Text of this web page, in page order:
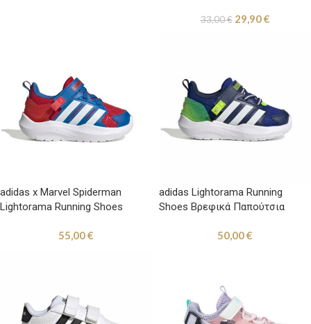
33,00€ 29,90€
adidas x Marvel Spiderman
Lightorama Running Shoes
Κόκκινα / Μπλε55,00€
adidas Lightorama Running
Shoes Βρεφικά Παπούτσια
50,00€